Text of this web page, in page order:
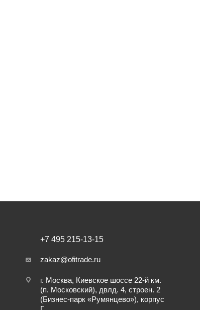
+7 495 215-13-15
zakaz@ofitrade.ru
г. Москва, Киевское шоссе 22-й км.
(п. Московский), двлд. 4, строен. 2
(Бизнес-парк «Румянцево»), корпус